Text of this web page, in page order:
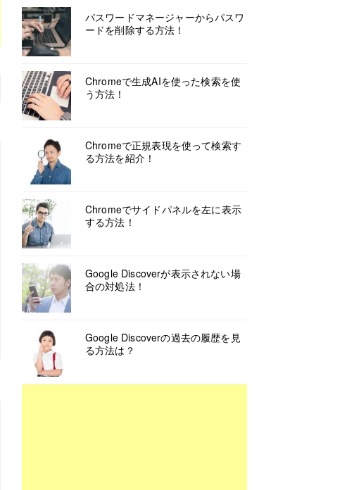
パスワードマネージャーからパスワ
ードを削除する方法！
Chromeで生成AIを使った検索を使
う方法！
Chromeで正規表現を使って検索す
る方法を紹介！
Chromeでサイドパネルを左に表示
する方法！
Google Discoverが表示されない場
合の対処法！
Google Discoverの過去の履歴を見
る方法は？